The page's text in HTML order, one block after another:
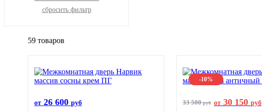
сбросить фильтр
59 товаров
от 26 600 руб
-10%
33 500руб от 30 150 руб